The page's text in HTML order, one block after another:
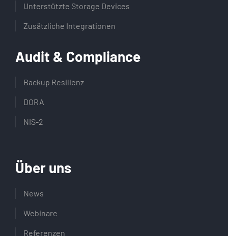
Unterstützte Storage Devices
Zusätzliche Integrationen
Audit & Compliance
Backup Resilienz
DORA
NIS-2
Über uns
News
Webinare
Referenzen